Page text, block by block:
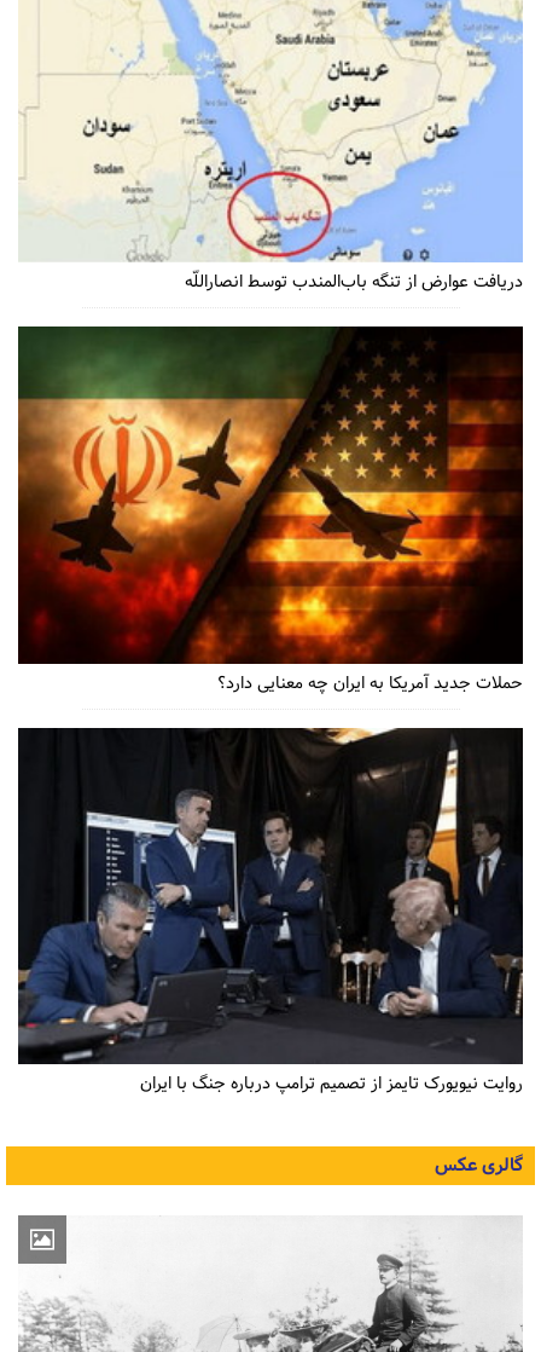
دریافت عوارض از تنگه باب‌المندب توسط انصاراللّه
حملات جدید آمریکا به ایران چه معنایی دارد؟
روایت نیویورک تایمز از تصمیم ترامپ درباره جنگ با ایران
گالری عکس